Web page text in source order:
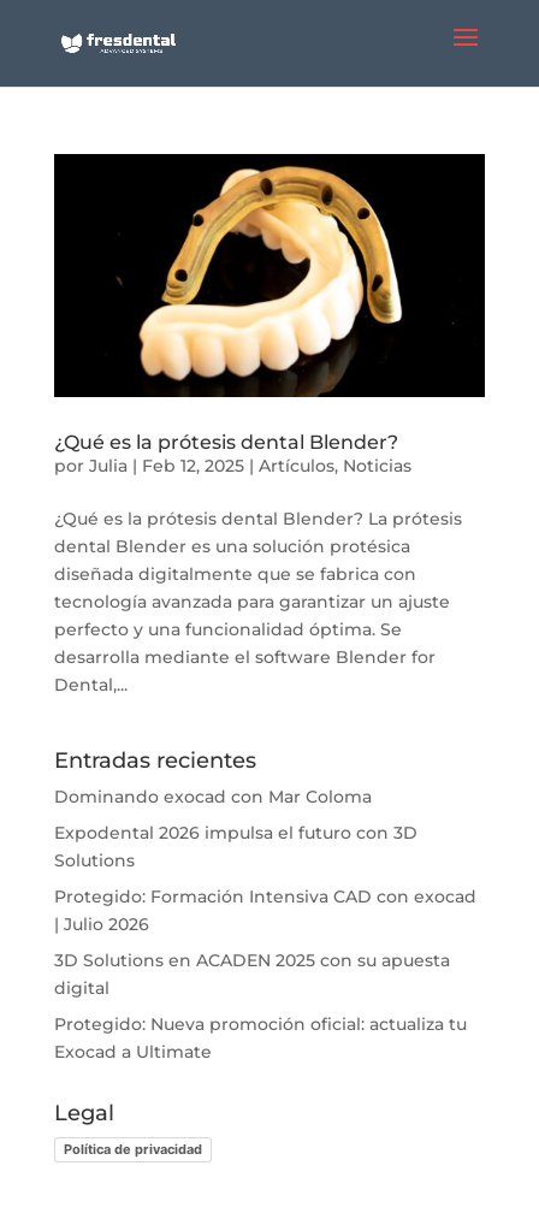
¿Qué es la prótesis dental Blender?
por Julia| Feb 12, 2025| Artículos, Noticias
¿Qué es la prótesis dental Blender? La prótesis
dental Blender es una solución protésica
diseñada digitalmente que se fabrica con
tecnología avanzada para garantizar un ajuste
perfecto y una funcionalidad óptima. Se
desarrolla mediante el software Blender for
Dental,...
Entradas recientes
Dominando exocad con Mar Coloma
Expodental 2026 impulsa el futuro con 3D
Solutions
Protegido: Formación Intensiva CAD con exocad
| Julio 2026
3D Solutions en ACADEN 2025 con su apuesta
digital
Protegido: Nueva promoción oficial: actualiza tu
Exocad a Ultimate
Legal
Política de privacidad